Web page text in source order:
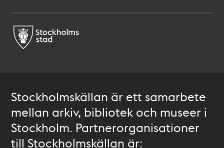
Stockholmskällan är ett samarbete
mellan arkiv, bibliotek och museer i
Stockholm. Partnerorganisationer
till Stockholmskällan är: